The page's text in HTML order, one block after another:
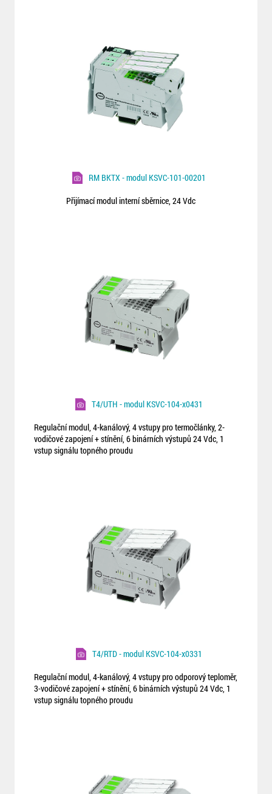
RM BKTX - modul KSVC-101-00201
Přijímací modul interní sběrnice, 24 Vdc
T4/UTH - modul KSVC-104-x0431
Regulační modul, 4-kanálový, 4 vstupy pro termočlánky, 2-
vodičové zapojení + stínění, 6 binárních výstupů 24 Vdc, 1
vstup signálu topného proudu
T4/RTD - modul KSVC-104-x0331
Regulační modul, 4-kanálový, 4 vstupy pro odporový teploměr,
3-vodičové zapojení + stínění, 6 binárních výstupů 24 Vdc, 1
vstup signálu topného proudu